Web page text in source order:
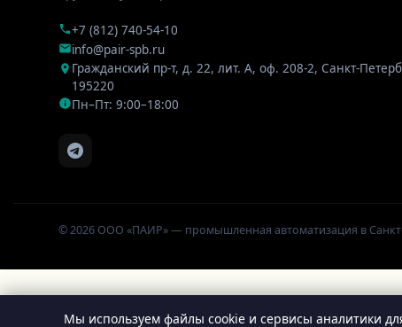
+7 (812) 740-54-10
info@pair-spb.ru
Гражданский пр-т, д. 22, лит. А, оф. 208-2, Санкт-
195220
Пн–Пт: 9:00–18:00
© 2026 ООО «ПАИР» — промышленная автоматизация в
Мы используем файлы cookie и сервисы аналитики